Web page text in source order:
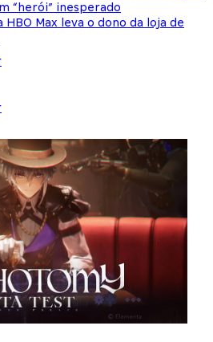
“herói” inesperado
Max leva o dono da loja de